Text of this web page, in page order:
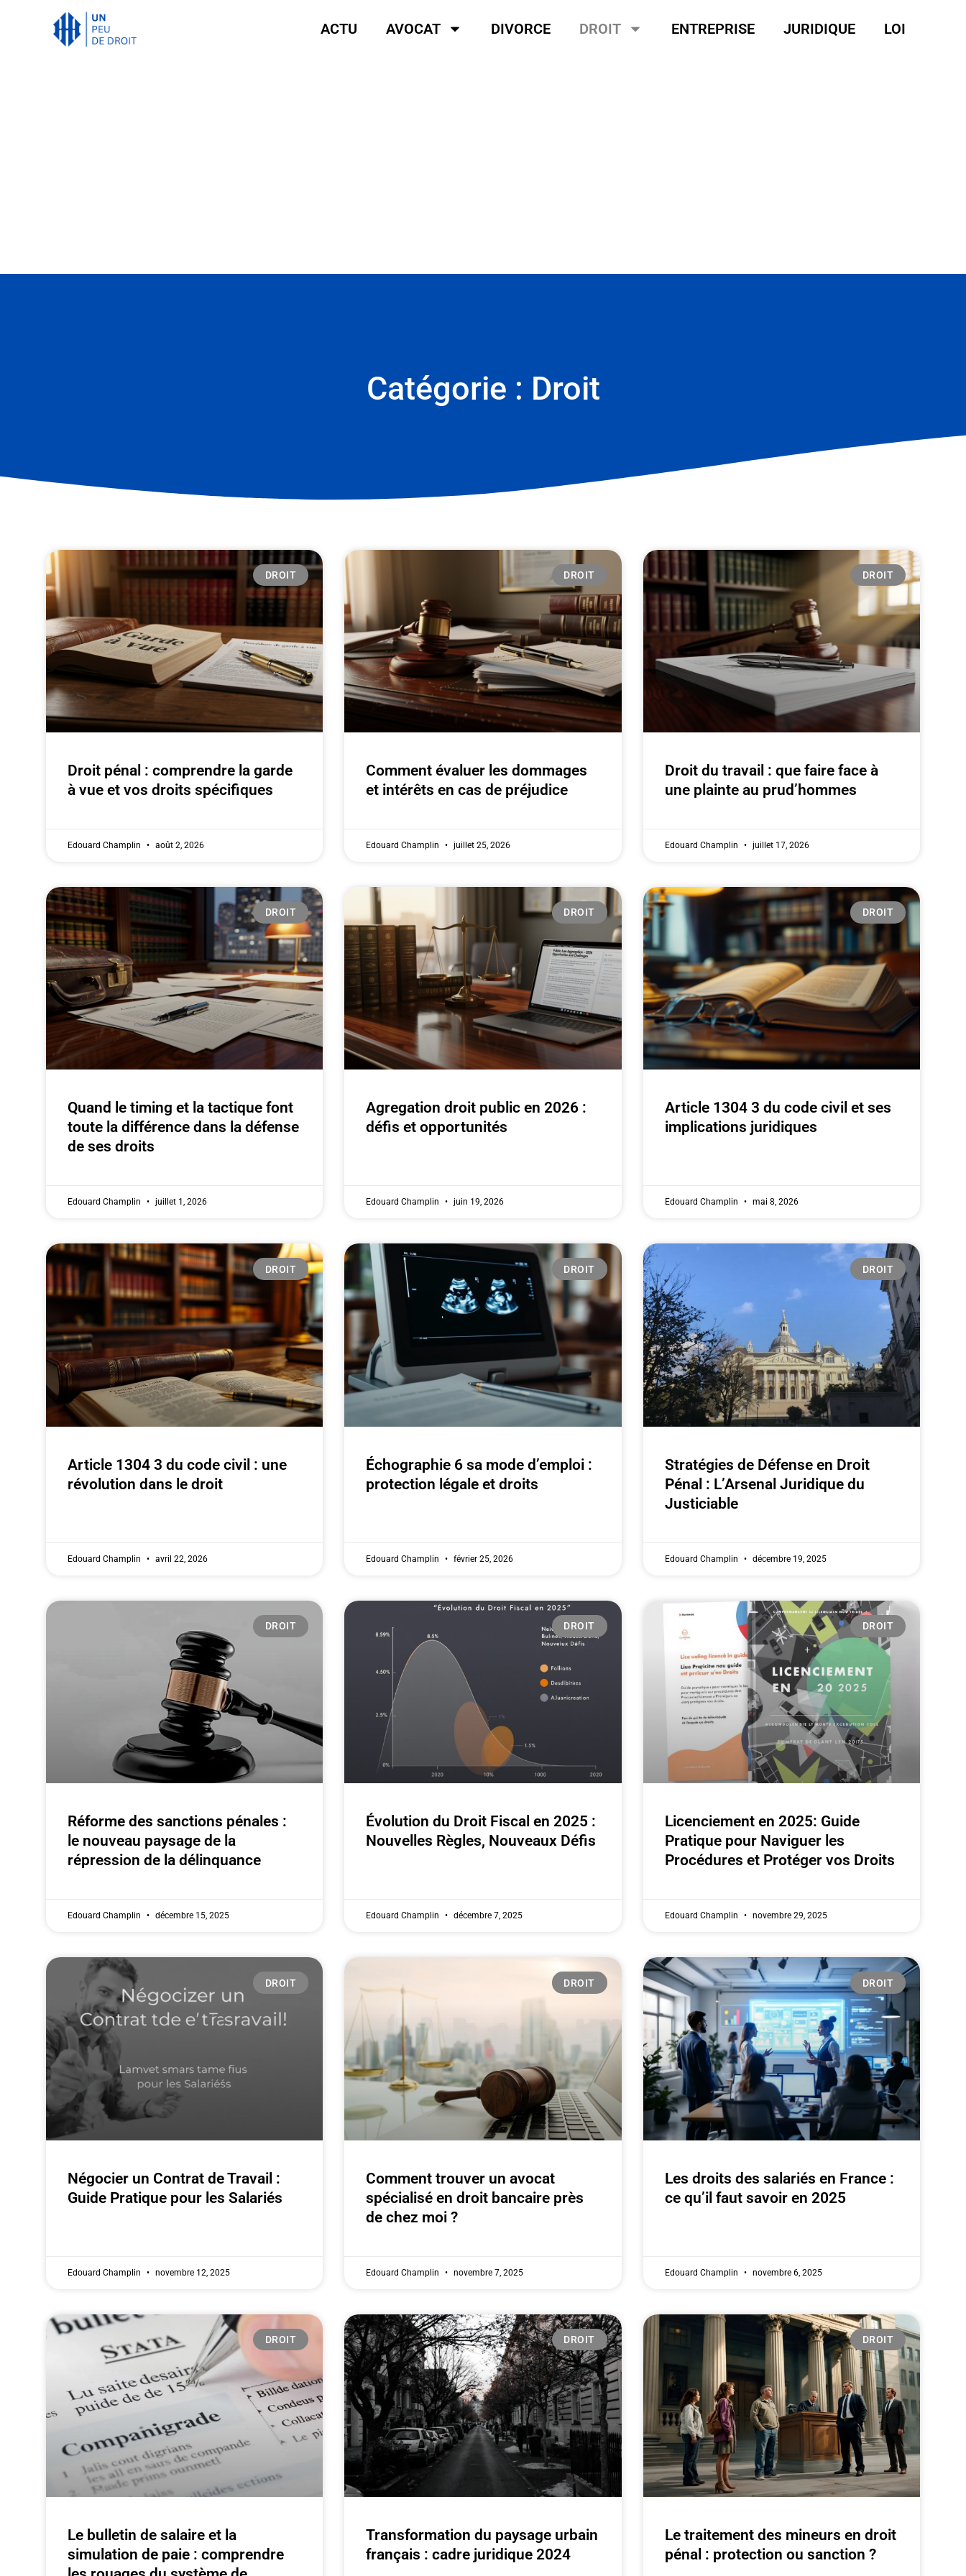
ACTU AVOCAT DIVORCE DROIT ENTREPRISE JURIDIQUE LOI
Catégorie : Droit
DROIT
Droit pénal : comprendre la garde
à vue et vos droits spécifiques
Edouard Champlin août 2, 2026
DROIT
Comment évaluer les dommages
et intérêts en cas de préjudice
Edouard Champlin juillet 25, 2026
DROIT
Droit du travail : que faire face à
une plainte au prud’hommes
Edouard Champlin juillet 17, 2026
DROIT
Quand le timing et la tactique font
toute la différence dans la défense
de ses droits
Edouard Champlin juillet 1, 2026
DROIT
Agregation droit public en 2026 :
défis et opportunités
Edouard Champlin juin 19, 2026
DROIT
Article 1304 3 du code civil et ses
implications juridiques
Edouard Champlin mai 8, 2026
DROIT
Article 1304 3 du code civil : une
révolution dans le droit
Edouard Champlin avril 22, 2026
DROIT
Échographie 6 sa mode d’emploi :
protection légale et droits
Edouard Champlin février 25, 2026
DROIT
Stratégies de Défense en Droit
Pénal : L’Arsenal Juridique du
Justiciable
Edouard Champlin décembre 19, 2025
DROIT
Réforme des sanctions pénales :
le nouveau paysage de la
répression de la délinquance
Edouard Champlin décembre 15, 2025
DROIT
Évolution du Droit Fiscal en 2025 :
Nouvelles Règles, Nouveaux Défis
Edouard Champlin décembre 7, 2025
DROIT
Licenciement en 2025: Guide
Pratique pour Naviguer les
Procédures et Protéger vos Droits
Edouard Champlin novembre 29, 2025
DROIT
Négocier un Contrat de Travail :
Guide Pratique pour les Salariés
Edouard Champlin novembre 12, 2025
DROIT
Comment trouver un avocat
spécialisé en droit bancaire près
de chez moi ?
Edouard Champlin novembre 7, 2025
DROIT
Les droits des salariés en France :
ce qu’il faut savoir en 2025
Edouard Champlin novembre 6, 2025
DROIT
Le bulletin de salaire et la
simulation de paie : comprendre
DROIT
Transformation du paysage urbain
français : cadre juridique 2024
DROIT
Le traitement des mineurs en droit
pénal : protection ou sanction ?